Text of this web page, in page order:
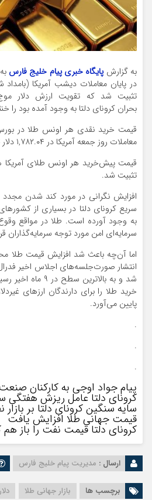
به گزارش پایگاه خبری پیام خلیج فارس
در پایان معاملات دیشب آمریکا
تثبیت شد که تقویت ارزش دلار
بحران کرونای دلتا به وجود آمده بود را
قیمت خرید نقدی هر اونس طلا در
معاملات روز جمعه آمریکا در ۱,۷۸۲.۰۴ دلار تثبیت شد.
تثبیت شد.
افزایش نگرانی در مورد کند شدن
سریع کرونای دلتا در بسیاری از
به وجود آورده است. طلا در مواقع
سرمایه‌ای امن مورد توجه سرمایه‌گذاران
اما آن‌چه باعث شد افزایش قیمت طلا
انتشار صورت‌جلسه‌های اجلاس اخیر
شد و به بالاترین
خرید طلا را برای دارندگان ارزهای
پایین می‌آورد.
.
.
.
پیام جواد اوجی به کارکنان
کرونای دلتا عامل ریزش
سایه سنگین کرونای دلتا بر
قیمت جهانی طلا افزایش یافت
کرونای دلتا قیمت نفت را باز
ارسال : مدیریت پیام خلیج فارس
برچسب ها بازار جهانی طلا دلار